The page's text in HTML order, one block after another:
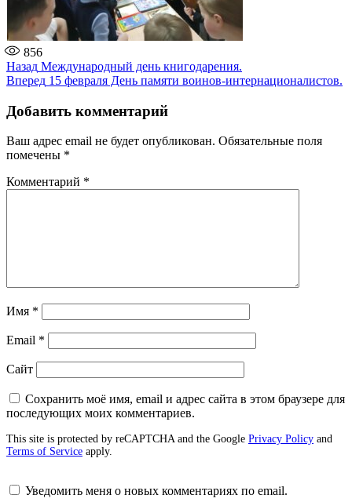
856
Навигация
по
записям
Назад Предыдущая
запись:
Международный день книгодарения.
Вперед Следующая
15 февраля День памяти воинов-интернационалистов.
Добавить комментарий
Ваш адрес email не будет опубликован. Обязательные поля
помечены *
Комментарий *
Имя *
Email *
Сайт
Сохранить моё имя, email и адрес сайта в этом браузере для
последующих моих комментариев.
This site is protected by reCAPTCHA and the Google Privacy Policy and
Terms of Service apply.
Уведомить меня о новых комментариях по email.